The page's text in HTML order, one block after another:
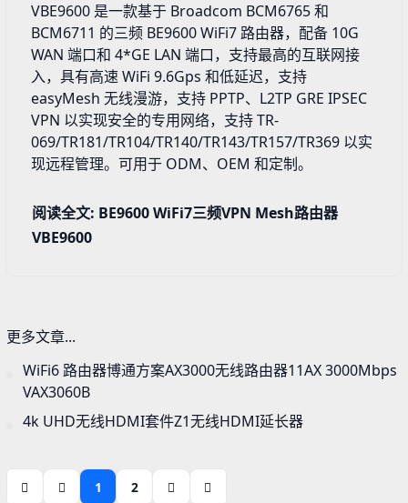
VBE9600 是一款基于 Broadcom BCM6765 和
BCM6711 的三频 BE9600 WiFi7 路由器，配备 10G
WAN 端口和 4*GE LAN 端口，支持最高的互联网接
入，具有高速 WiFi 9.6Gps 和低延迟，支持
easyMesh 无线漫游，支持 PPTP、L2TP GRE IPSEC
VPN 以实现安全的专用网络，支持 TR-
069/TR181/TR104/TR140/TR143/TR157/TR369 以实
现远程管理。可用于 ODM、OEM 和定制。
阅读全文: BE9600 WiFi7三频VPN Mesh路由器
VBE9600
更多文章...
WiFi6 路由器博通方案AX3000无线路由器11AX 3000Mbps
VAX3060B
4k UHD无线HDMI套件Z1无线HDMI延长器
1 2